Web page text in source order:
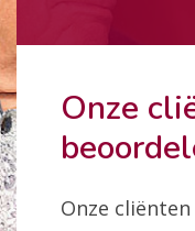
Onze
Onze